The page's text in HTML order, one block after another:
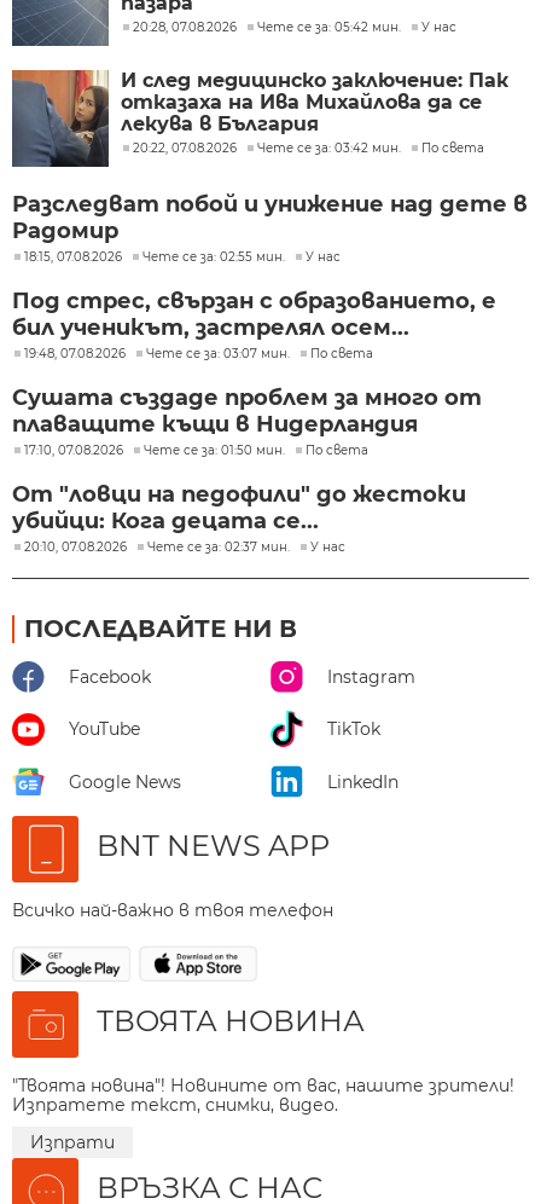
20:28, 07.08.2026 Чете се за: 05:42 мин. У нас
И след медицинско заключение: Пак
отказаха на Ива Михайлова да се
лекува в България
20:22, 07.08.2026 Чете се за: 03:42 мин. По света
Разследват побой и унижение над дете в
Радомир
18:15, 07.08.2026 Чете се за: 02:55 мин. У нас
Под стрес, свързан с образованието, е
бил ученикът, застрелял осем...
19:48, 07.08.2026 Чете се за: 03:07 мин. По света
Сушата създаде проблем за много от
плаващите къщи в Нидерландия
17:10, 07.08.2026 Чете се за: 01:50 мин. По света
От "ловци на педофили" до жестоки
убийци: Кога децата се...
20:10, 07.08.2026 Чете се за: 02:37 мин. У нас
ПОСЛЕДВАЙТЕ НИ В
Facebook Instagram
YouTube TikTok
Google News LinkedIn
BNT NEWS APP
Всичко най-важно в твоя телефон
ТВОЯТА НОВИНА
"Твоята новина"! Новините от вас, нашите зрители!
Изпратете текст, снимки, видео.
Изпрати
ВРЪЗКА С НАС